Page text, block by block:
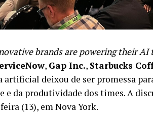
brands are powering their
, Gap Inc., Starbucks
deixou de ser promessa
e da produtividade dos times. A
(13), em Nova York.